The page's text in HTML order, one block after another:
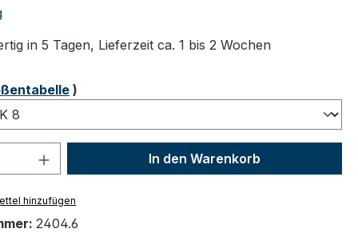
Bewertung von 5 von 5 Sternen
in 5 Tagen, Lieferzeit ca. 1 bis 2 Wochen
)
Anzahl: Gib den gewünschten Wert
In den Warenkorb
hinzufügen
2404.6